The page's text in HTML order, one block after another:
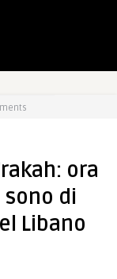
ora
sono di
Libano